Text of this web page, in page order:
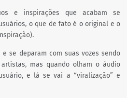
e inspirações que acabam se
o que de fato é o original e o
se deparam com suas vozes sendo
mas quando olham o áudio
e lá se vai a “viralização” e